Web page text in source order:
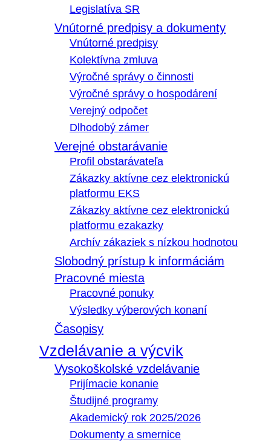
Legislatíva SR
Vnútorné predpisy a dokumenty
Vnútorné predpisy
Kolektívna zmluva
Výročné správy o činnosti
Výročné správy o hospodárení
Verejný odpočet
Dlhodobý zámer
Verejné obstarávanie
Profil obstarávateľa
Zákazky aktívne cez elektronickú
platformu EKS
Zákazky aktívne cez elektronickú
platformu ezakazky
Archív zákaziek s nízkou hodnotou
Slobodný prístup k informáciám
Pracovné miesta
Pracovné ponuky
Výsledky výberových konaní
Časopisy
Vzdelávanie a výcvik
Vysokoškolské vzdelávanie
Prijímacie konanie
Študijné programy
Akademický rok 2025/2026
Dokumenty a smernice